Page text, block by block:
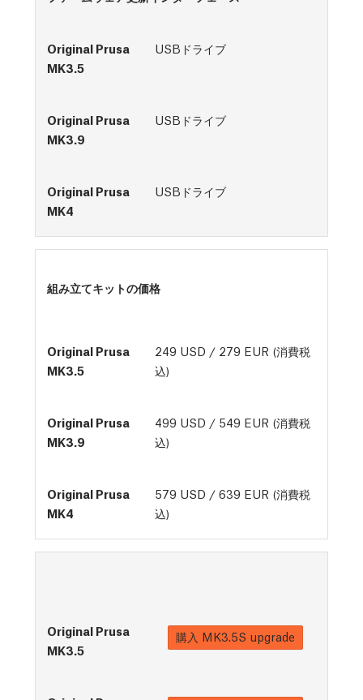
USBドライブ
USBドライブ
USBドライブ
組み立てキットの価格
249 USD / 279 EUR (消費税
込)
499 USD / 549 EUR (消費税
込)
579 USD / 639 EUR (消費税
込)
購入 MK3.5S upgrade